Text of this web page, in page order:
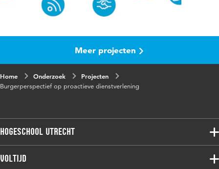
Meer projecten
Home Onderzoek
Projecten
Burgerperspectief op proactieve dienstverlening
Hogeschool Utrecht
Voltijdopleidingen
Voltijd